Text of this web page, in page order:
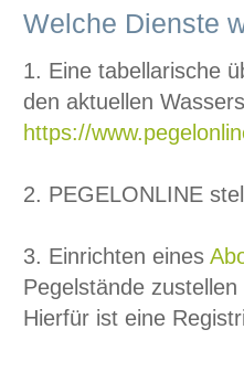
Welche Dienste
1. Eine tabellarische
den aktuellen
https://
2. PEGELONLINE
3. Einrichten eines
Pegelstände
Hierfür ist eine